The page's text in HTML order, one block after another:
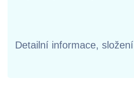
Detailní informace, složení